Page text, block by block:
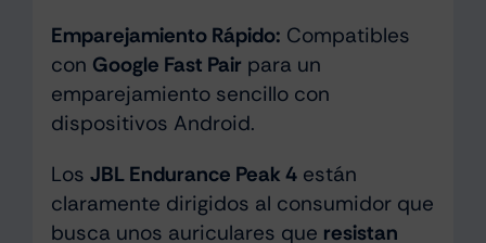
Emparejamiento Rápido: Compatibles
con Google Fast Pair para un
emparejamiento sencillo con
dispositivos Android.
Los JBL Endurance Peak 4están
claramente dirigidos al consumidor que
busca unos auriculares que resistan